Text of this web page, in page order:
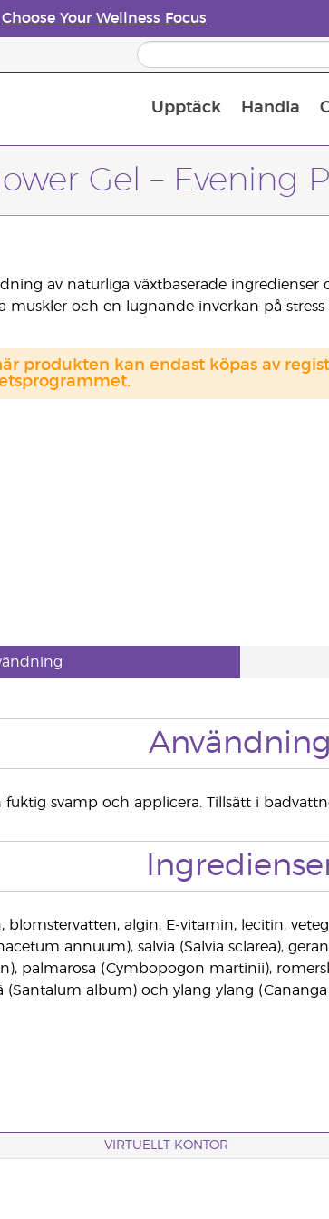
Choose Your Wellness Focus
Upptäck Handla
Gel – Evening
av naturliga växtbaserade
muskler och en lugnande inverkan på
produkten kan endast köpas av
Användning
svamp och applicera. Tillsätt i
blomstervatten, algin, E-vitamin, lecitin,
annuum), salvia (Salvia sclarea),
palmarosa (Cymbopogon martinii),
(Santalum album) och ylang ylang (Cananga
VIRTUELLT KONTOR